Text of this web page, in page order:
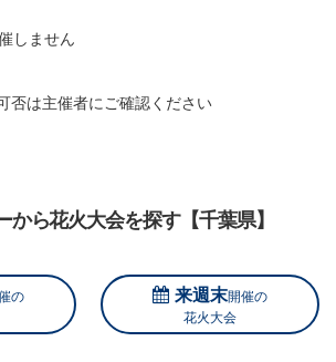
しません
否は主催者にご確認ください
から花火大会を探す【千葉県】
の
来週末開催の
花火大会